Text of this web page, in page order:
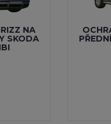
NA
SKODA